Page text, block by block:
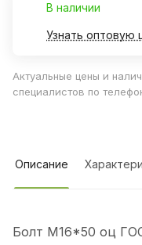
В наличии
Узнать оптовую
Актуальные цены и
специалистов по
Описание
Болт М16*50 оц